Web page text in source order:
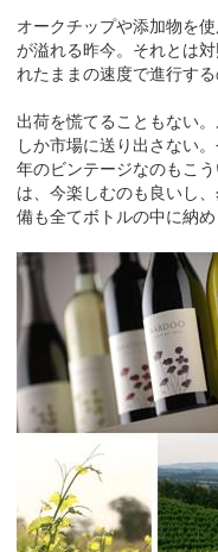
オークチップや添加物を
が溢れる昨今。それとは
れたままの速度で進行する
出荷を慌てることもない
しか市場に送り出さない
年のビンテージなのもこ
は、今楽しむのも良いし
備も全てボトルの中に納め